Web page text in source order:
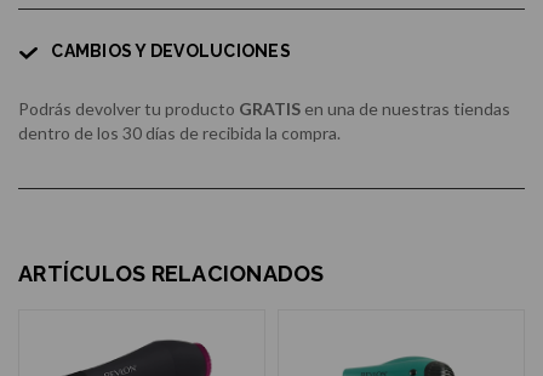
CAMBIOS Y DEVOLUCIONES
Podrás devolver tu producto GRATIS en una de nuestras tiendas
dentro de los 30 días de recibida la compra.
ARTÍCULOS RELACIONADOS